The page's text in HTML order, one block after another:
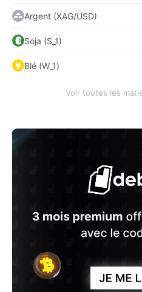
Argent (XAG/USD)
Soja (S_1)
Blé (W_1)
Voir toutes les